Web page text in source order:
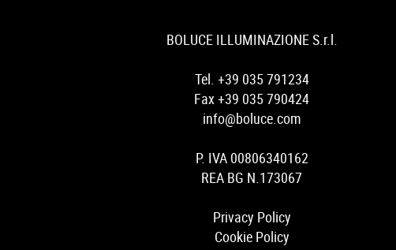
BOLUCE ILLUMINAZIONE S.r.l.
Tel. +39 035 791234
Fax +39 035 790424
info@boluce.com
P. IVA 00806340162
REA BG N.173067
Privacy Policy
Cookie Policy